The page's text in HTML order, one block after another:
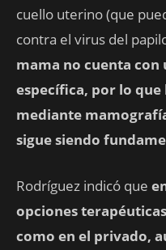
cuello uterino (que
contra el virus del
mama no cuenta
específica, por lo
mediante
sigue siendo
Rodríguez indicó que
opciones
como en el privado,